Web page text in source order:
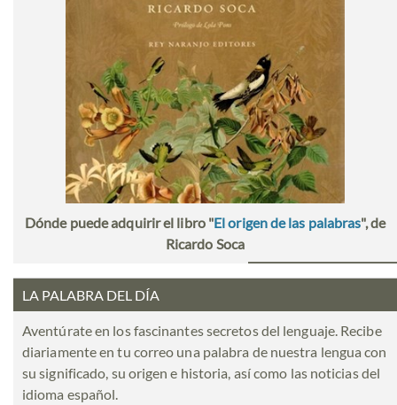
Dónde puede adquirir el libro "El origen de las palabras", de
Ricardo Soca
LA PALABRA DEL DÍA
Aventúrate en los fascinantes secretos del lenguaje. Recibe
diariamente en tu correo una palabra de nuestra lengua con
su significado, su origen e historia, así como las noticias del
idioma español.